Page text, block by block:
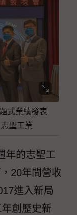
式業績發表
聖工業
年的志聖工
20年間營收
進入新局
創歷史新